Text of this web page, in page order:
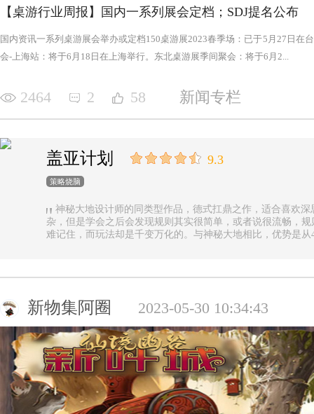
【桌游行业周报】国内一系列展会定档；SDJ提名公布
国内资讯一系列桌游展会举办或定档150桌游展2023春季场：已于5月27日在
会-上海站：将于6月18日在上海举行。东北桌游展季间聚会：将于6月2...
2464 2 58 新闻专栏
盖亚计划 9.3
策略烧脑
神秘大地设计师的同类型作品，德式扛鼎之作，适合喜欢
杂，但是学会之后会发现规则其实很简单，或者说很流畅，
难记住，而玩法却是千变万化的。与神秘大地相比，优势是
新物集阿圈 2023-05-30 10:34:43